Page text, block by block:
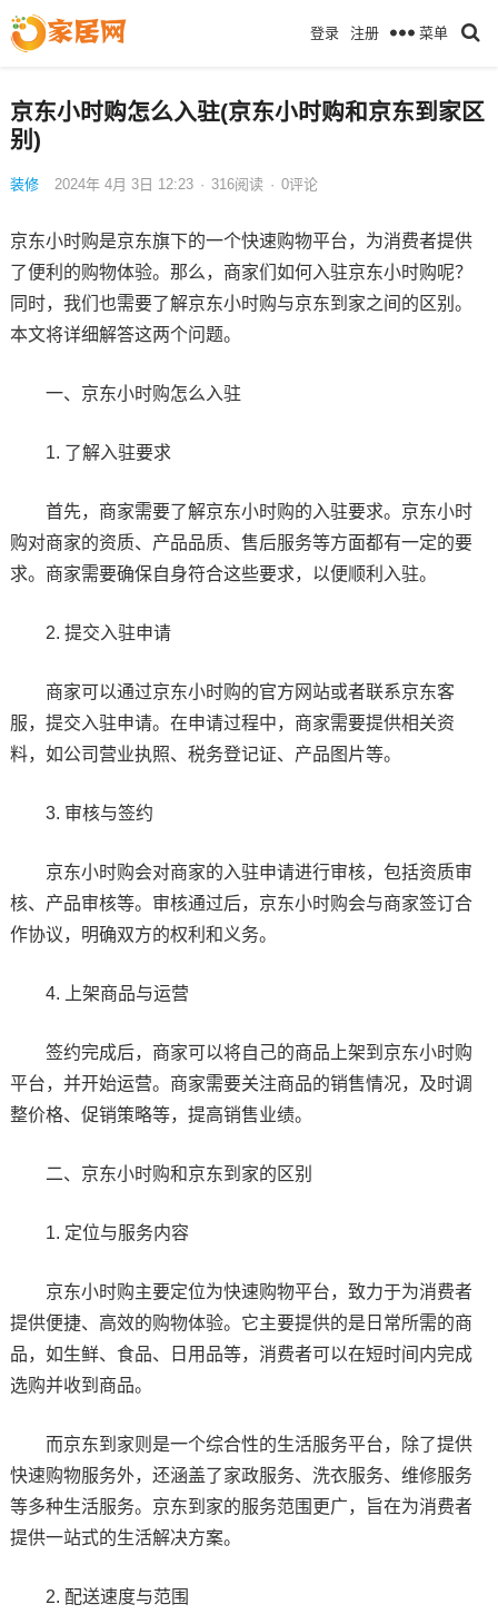
登录 注册 菜单
京东小时购怎么入驻(京东小时购和京东到家区
别)
装修 2024年 4月 3日 12:23 · 316阅读 · 0评论
京东小时购是京东旗下的一个快速购物平台，为消费者提供
了便利的购物体验。那么，商家们如何入驻京东小时购呢？
同时，我们也需要了解京东小时购与京东到家之间的区别。
本文将详细解答这两个问题。
一、京东小时购怎么入驻
1. 了解入驻要求
首先，商家需要了解京东小时购的入驻要求。京东小时
购对商家的资质、产品品质、售后服务等方面都有一定的要
求。商家需要确保自身符合这些要求，以便顺利入驻。
2. 提交入驻申请
商家可以通过京东小时购的官方网站或者联系京东客
服，提交入驻申请。在申请过程中，商家需要提供相关资
料，如公司营业执照、税务登记证、产品图片等。
3. 审核与签约
京东小时购会对商家的入驻申请进行审核，包括资质审
核、产品审核等。审核通过后，京东小时购会与商家签订合
作协议，明确双方的权利和义务。
4. 上架商品与运营
签约完成后，商家可以将自己的商品上架到京东小时购
平台，并开始运营。商家需要关注商品的销售情况，及时调
整价格、促销策略等，提高销售业绩。
二、京东小时购和京东到家的区别
1. 定位与服务内容
京东小时购主要定位为快速购物平台，致力于为消费者
提供便捷、高效的购物体验。它主要提供的是日常所需的商
品，如生鲜、食品、日用品等，消费者可以在短时间内完成
选购并收到商品。
而京东到家则是一个综合性的生活服务平台，除了提供
快速购物服务外，还涵盖了家政服务、洗衣服务、维修服务
等多种生活服务。京东到家的服务范围更广，旨在为消费者
提供一站式的生活解决方案。
2. 配送速度与范围